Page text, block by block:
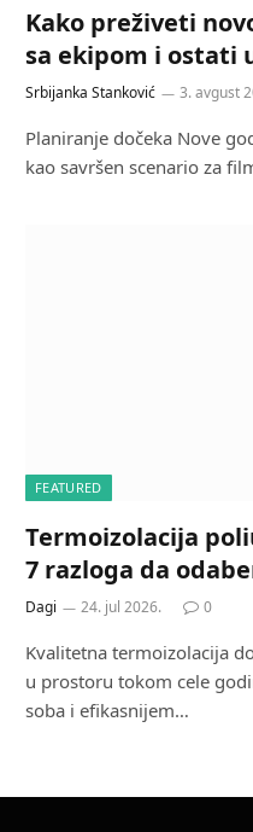
Kako preživeti
sa ekipom i ostati
Srbijanka Stanković 3. avgust
Planiranje dočeka Nove
kao savršen scenario za
FEATURED
Termoizolacija
7 razloga da
Dagi 24. jul 2026. 0
Kvalitetna termoizolacija
u prostoru tokom cele
soba i efikasnijem…